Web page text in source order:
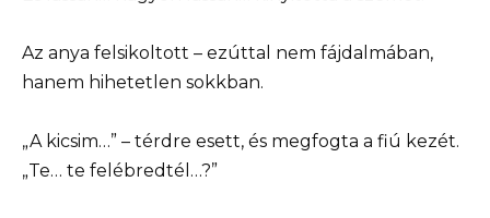
Az anya felsikoltott – ezúttal nem fájdalmában,
hanem hihetetlen sokkban.
„A kicsim…” – térdre esett, és megfogta a fiú kezét.
„Te… te felébredtél…?”